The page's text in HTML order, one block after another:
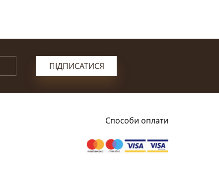
ПІДПИСАТИСЯ
Способи оплати